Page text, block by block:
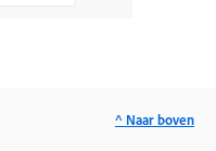
^ Naar boven